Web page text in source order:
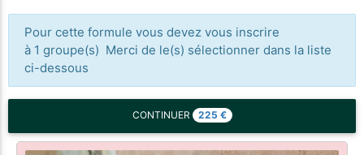
Pour cette formule vous devez vous inscrire
à 1 groupe(s) Merci de le(s) sélectionner dans la liste
ci-dessous
CONTINUER 225 €